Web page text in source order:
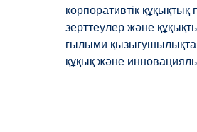
корпоративтік
зерттеулер және
ғылыми
құқық және